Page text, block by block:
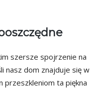
szersze spojrzenie na
nasz dom znajduje się w
przeszkleniom ta piękna